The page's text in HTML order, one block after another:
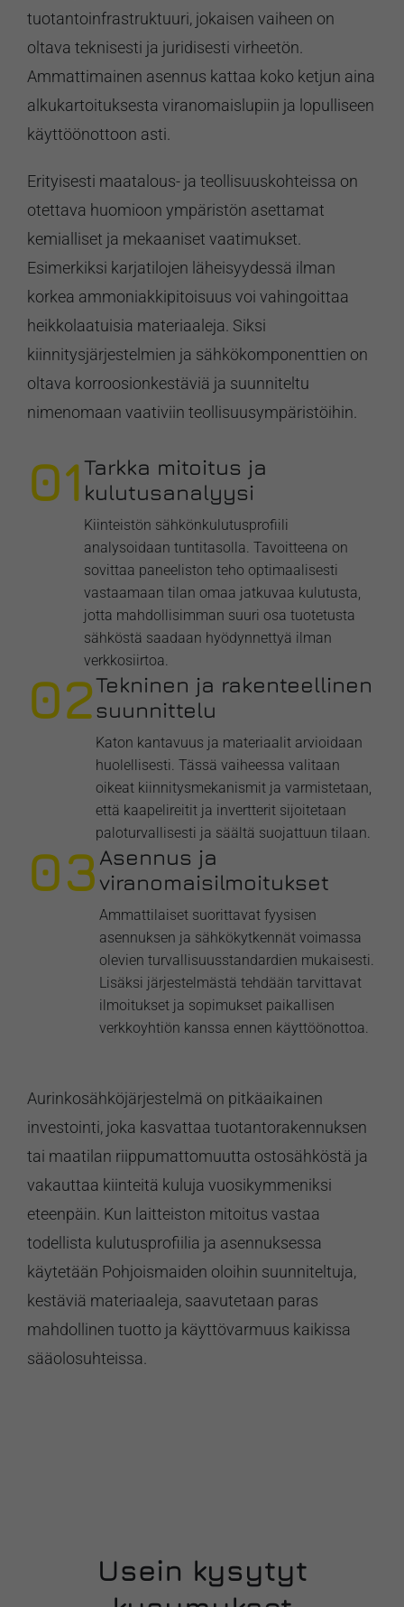
tuotantoinfrastruktuuri, jokaisen vaiheen on
oltava teknisesti ja juridisesti virheetön.
Ammattimainen asennus kattaa koko ketjun aina
alkukartoituksesta viranomaislupiin ja lopulliseen
käyttöönottoon asti.
Erityisesti maatalous- ja teollisuuskohteissa on
otettava huomioon ympäristön asettamat
kemialliset ja mekaaniset vaatimukset.
Esimerkiksi karjatilojen läheisyydessä ilman
korkea ammoniakkipitoisuus voi vahingoittaa
heikkolaatuisia materiaaleja. Siksi
kiinnitysjärjestelmien ja sähkökomponenttien on
oltava korroosionkestäviä ja suunniteltu
nimenomaan vaativiin teollisuusympäristöihin.
01 Tarkka mitoitus ja
kulutusanalyysi
Kiinteistön sähkönkulutusprofiili
analysoidaan tuntitasolla. Tavoitteena on
sovittaa paneeliston teho optimaalisesti
vastaamaan tilan omaa jatkuvaa kulutusta,
jotta mahdollisimman suuri osa tuotetusta
sähköstä saadaan hyödynnettyä ilman
verkkosiirtoa.
02Tekninen ja rakenteellinen
suunnittelu
Katon kantavuus ja materiaalit arvioidaan
huolellisesti. Tässä vaiheessa valitaan
oikeat kiinnitysmekanismit ja varmistetaan,
että kaapelireitit ja invertterit sijoitetaan
paloturvallisesti ja säältä suojattuun tilaan.
03 Asennus ja
viranomaisilmoitukset
Ammattilaiset suorittavat fyysisen
asennuksen ja sähkökytkennät voimassa
olevien turvallisuusstandardien mukaisesti.
Lisäksi järjestelmästä tehdään tarvittavat
ilmoitukset ja sopimukset paikallisen
verkkoyhtiön kanssa ennen käyttöönottoa.
Aurinkosähköjärjestelmä on pitkäaikainen
investointi, joka kasvattaa tuotantorakennuksen
tai maatilan riippumattomuutta ostosähköstä ja
vakauttaa kiinteitä kuluja vuosikymmeniksi
eteenpäin. Kun laitteiston mitoitus vastaa
todellista kulutusprofiilia ja asennuksessa
käytetään Pohjoismaiden oloihin suunniteltuja,
kestäviä materiaaleja, saavutetaan paras
mahdollinen tuotto ja käyttövarmuus kaikissa
sääolosuhteissa.
Usein kysytyt